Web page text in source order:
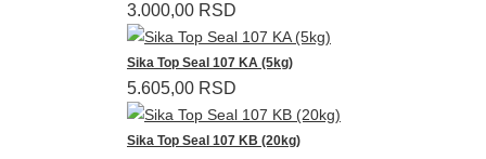
3.000,00 RSD
Sika Top Seal 107 KA (5kg)
5.605,00 RSD
Sika Top Seal 107 KB (20kg)